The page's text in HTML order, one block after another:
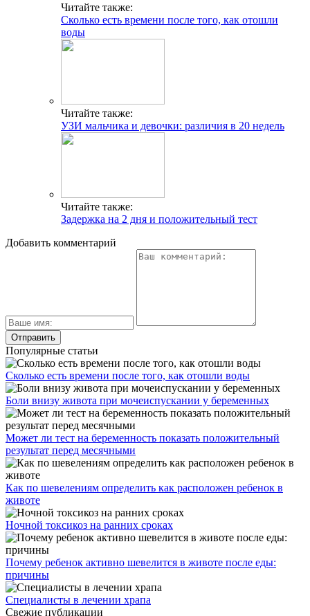
Читайте также:
Сколько есть времени после того, как отошли
воды
Читайте также:
УЗИ мальчика и девочки: различия в 20 недель
Читайте также:
Задержка на 2 дня и положительный тест
Добавить комментарий
Популярные статьи
Сколько есть времени после того, как отошли воды
Боли внизу живота при мочеиспускании у беременных
Может ли тест на беременность показать положительный
результат перед месячными
Как по шевелениям определить как расположен ребенок в
животе
Ночной токсикоз на ранних сроках
Почему ребенок активно шевелится в животе после еды:
причины
Специалисты в лечении храпа
Свежие публикации